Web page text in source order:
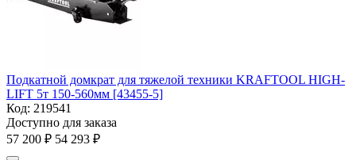
Подкатной домкрат для тяжелой техники KRAFTOOL HIGH-
LIFT 5т 150-560мм [43455-5]
Код: 219541
Доступно для заказа
57 200 ₽ 54 293 ₽